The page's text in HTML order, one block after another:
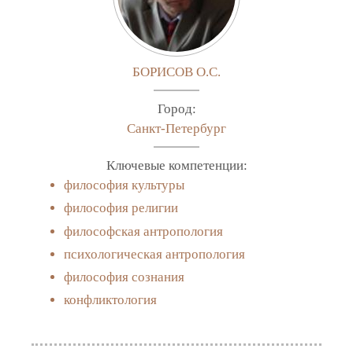
БОРИСОВ О.С.
Город:
Санкт-Петербург
Ключевые компетенции:
философия культуры
философия религии
философская антропология
психологическая антропология
философия сознания
конфликтология